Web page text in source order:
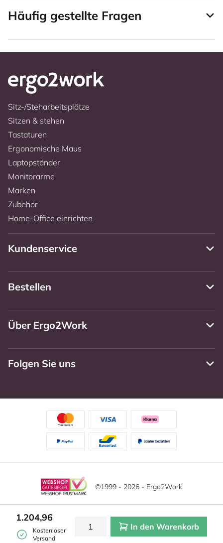
1.204,96
Kostenloser
Versand
In den Warenkorb
Häufig gestellte Fragen
Sitz-/Steharbeitsplätze
Sitzen & stehen
Tastaturen
Ergonomische Maus
Laptopständer
Monitorarme
Marken
Zubehör
Home-Office einrichten
Kundenservice
Bestellen
Über Ergo2Work
Folgen Sie uns
©1999 - 2026 - Ergo2Work
Haftungsausschluss
Allgemeine Geschäftsbedingungen
Cookie-Einstellungen
Diese Website verwendet Cookies. Lesen Sie unsere
Datenschutzerklärung für weitere Informationen.Mehr
|Verstecken